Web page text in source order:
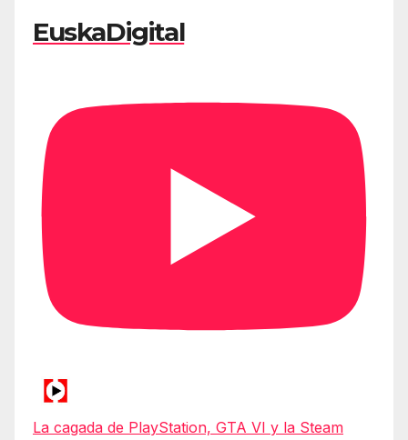
EuskaDigital
La cagada de PlayStation, GTA VI y la Steam